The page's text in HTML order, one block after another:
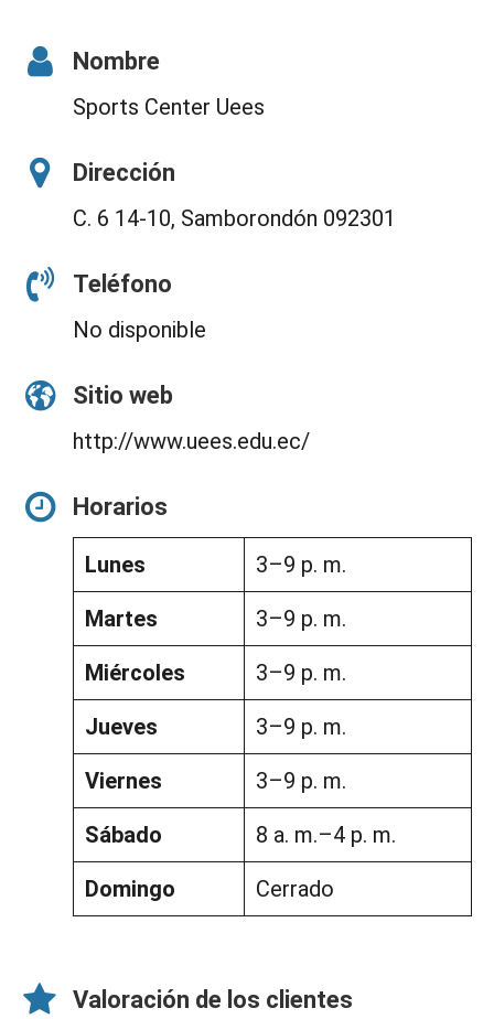
Nombre
Sports Center Uees
Dirección
C. 6 14-10, Samborondón 092301
Teléfono
No disponible
Sitio web
http://www.uees.edu.ec/
Horarios
Lunes 3–9 p. m.
Martes 3–9 p. m.
Miércoles 3–9 p. m.
Jueves 3–9 p. m.
Viernes 3–9 p. m.
Sábado 8 a. m.–4 p. m.
Domingo Cerrado
Valoración de los clientes